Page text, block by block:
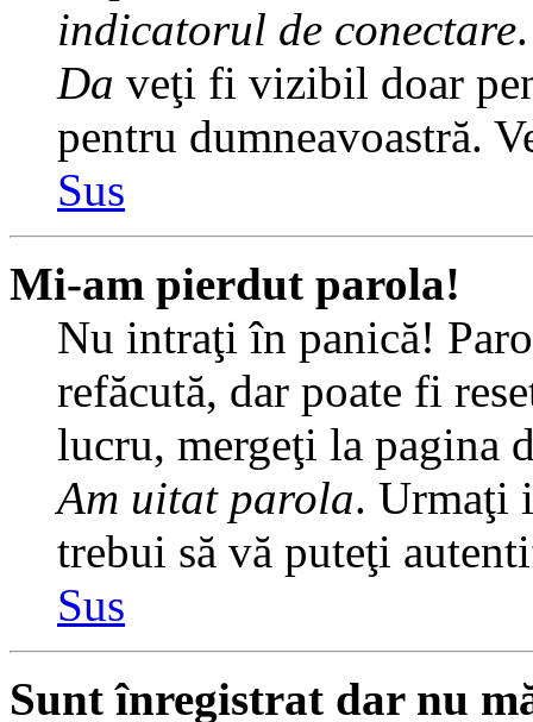
indicatorul de conectare
Da veţi fi vizibil doar
pentru dumneavoastră.
Sus
Mi-am pierdut parola!
Nu intraţi în panică!
refăcută, dar poate fi
lucru, mergeţi la pagina
Am uitat parola. Urmaţi
trebui să vă puteţi
Sus
Sunt înregistrat dar nu